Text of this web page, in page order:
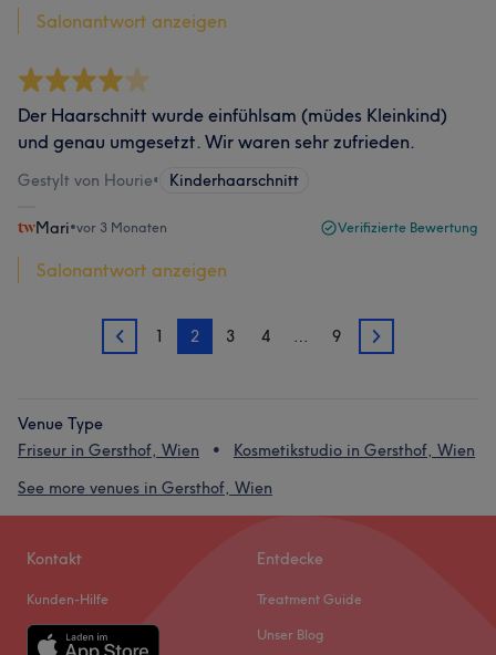
Salonantwort anzeigen
Der Haarschnitt wurde einfühlsam (müdes Kleinkind)
und genau umgesetzt. Wir waren sehr zufrieden.
Gestylt von Hourie• Kinderhaarschnitt
Mari•vor 3 Monaten Verifizierte Bewertung
Salonantwort anzeigen
1 1 2 3 4 … 9 3
Venue Type
Friseur in Gersthof, Wien
Kosmetikstudio in Gersthof, Wien
See more venues in Gersthof, Wien
Kontakt
Kunden-Hilfe
Entdecke
Treatment Guide
Unser Blog